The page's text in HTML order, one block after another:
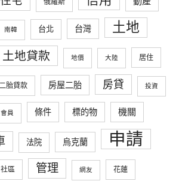
俄羅斯
南韓 台北 台灣 土地
土地貸款 地價 大陸 居住
胎貸款 房屋二胎 房貸 投資
會員 條件 標的物 機關
法院 烏克蘭 申請
社區 管理 網友 花蓮